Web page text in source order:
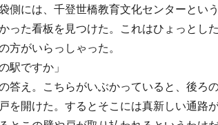
側には、千登世橋教育文化センターという
った看板を見つけた。これはひょっとし
方がいらっしゃった。
駅ですか」
答え。こちらがいぶかっていると、後ろ
を開けた。するとそこには真新しい通路